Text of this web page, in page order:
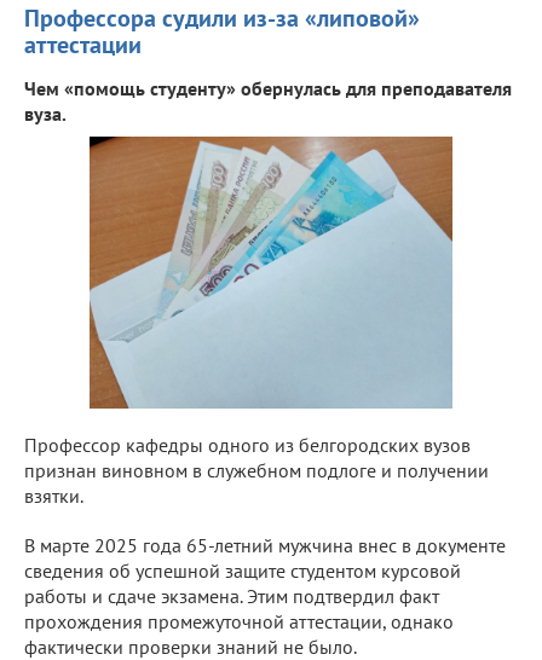
Профессора судили из-за «липовой»
аттестации
Чем «помощь студенту» обернулась для преподавателя
вуза.
Профессор кафедры одного из белгородских вузов
признан виновном в служебном подлоге и получении
взятки.
В марте 2025 года 65-летний мужчина внес в документе
сведения об успешной защите студентом курсовой
работы и сдаче экзамена. Этим подтвердил факт
прохождения промежуточной аттестации, однако
фактически проверки знаний не было.